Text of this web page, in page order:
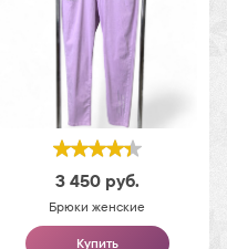
3 450 руб.
Брюки женские
Купить